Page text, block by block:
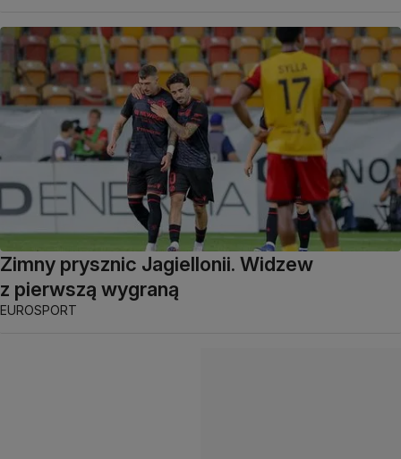
Zimny prysznic Jagiellonii. Widzew
z pierwszą wygraną
EUROSPORT